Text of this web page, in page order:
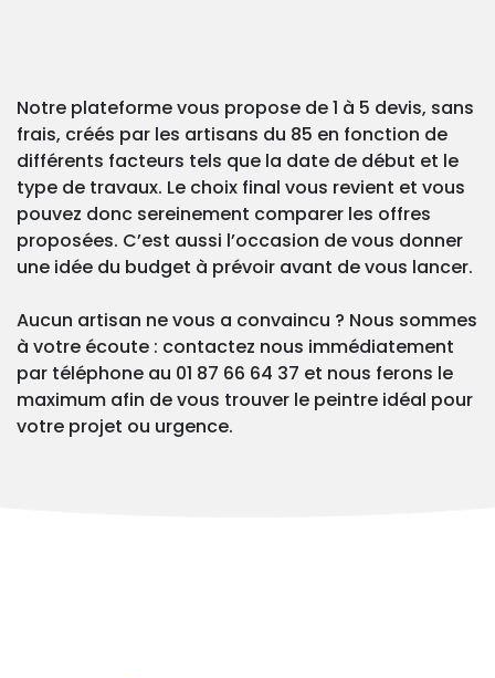
Notre plateforme vous propose de 1 à 5 devis, sans
frais, créés par les artisans du 85 en fonction de
différents facteurs tels que la date de début et le
type de travaux. Le choix final vous revient et vous
pouvez donc sereinement comparer les offres
proposées. C’est aussi l’occasion de vous donner
une idée du budget à prévoir avant de vous lancer.
Aucun artisan ne vous a convaincu ? Nous sommes
à votre écoute : contactez nous immédiatement
par téléphone au 01 87 66 64 37 et nous ferons le
maximum afin de vous trouver le peintre idéal pour
votre projet ou urgence.